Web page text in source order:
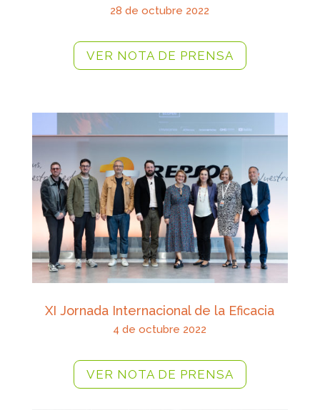
28 de octubre 2022
VER NOTA DE PRENSA
XI Jornada Internacional de la Eficacia
4 de octubre 2022
VER NOTA DE PRENSA